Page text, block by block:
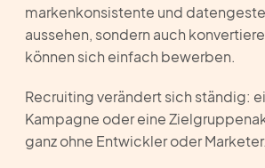
markenkonsistente und
aussehen, sondern auch
können sich einfach bewerben.
Recruiting verändert sich ständig:
Kampagne oder eine
ganz ohne Entwickler oder Marketer.